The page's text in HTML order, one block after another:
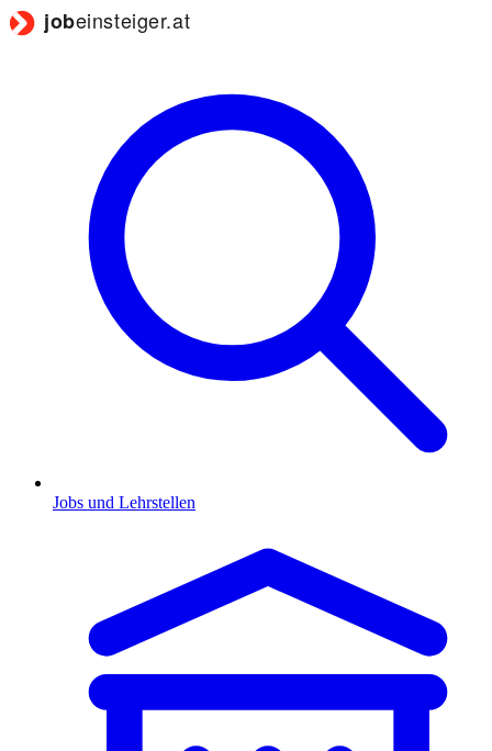
Jobs und Lehrstellen